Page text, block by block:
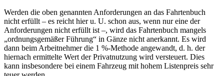
Werden die oben genannten Anforderungen an das Fahrtenbuch
nicht erfüllt – es reicht hier u. U. schon aus, wenn nur eine der
Anforderungen nicht erfüllt ist –, wird das Fahrtenbuch mangels
„ordnungsgemäßer Führung“ in Gänze nicht anerkannt. Es wird
dann beim Arbeitnehmer die 1 %-Methode angewandt, d. h. der
hiernach ermittelte Wert der Privatnutzung wird versteuert. Dies
kann insbesondere bei einem Fahrzeug mit hohem Listenpreis sehr